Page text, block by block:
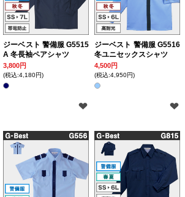
ジーベスト 警備服 G5515
A 冬長袖ペアシャツ
3,800円
(税込:4,180円)
ジーベスト 警備服 G5516
冬ユニセックスシャツ
4,500円
(税込:4,950円)